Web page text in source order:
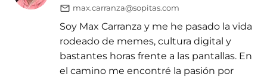
max.carranza@sopitas.com
Soy Max Carranza y me he pasado la vida
rodeado de memes, cultura digital y
bastantes horas frente a las pantallas. En
el camino me encontré la pasión por